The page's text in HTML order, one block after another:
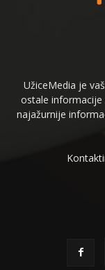
UžiceMedia je
ostale informacije
najažurnije